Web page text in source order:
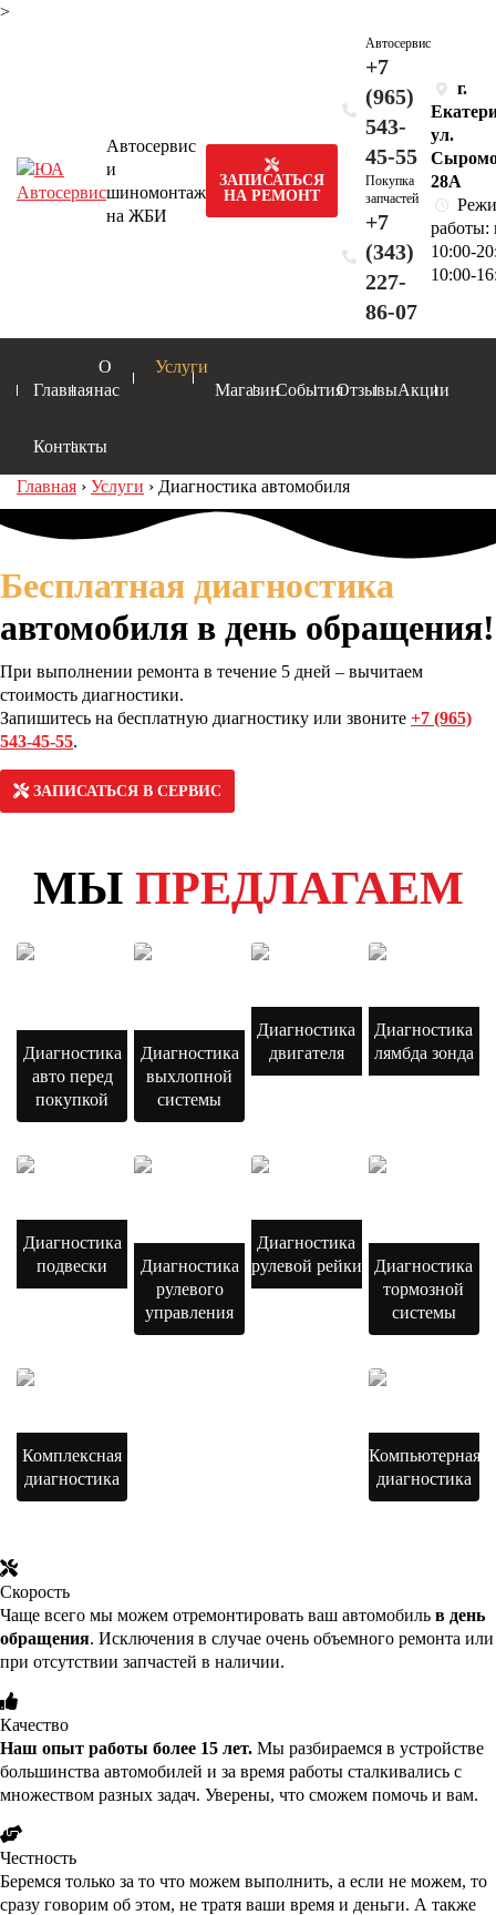
>
Автосервис
и
шиномонтаж
на ЖБИ
ЗАПИСАТЬСЯ
НА РЕМОНТ
Автосервис
+7
(965)
543-
45-55
Покупка
запчастей
+7
(343)
227-
86-07
г.
ул.
28А
работы:
10:00-
10:00-
Главная
О
нас
Услуги
МагазинСобытияОтзывыАкции
Контакты
Главная › Услуги › Диагностика автомобиля
Бесплатная диагностика
автомобиля в день обращения!
При выполнении ремонта в течение 5 дней – вычитаем
стоимость диагностики.
Запишитесь на бесплатную диагностику или звоните +7 (965)
543-45-55.
ЗАПИСАТЬСЯ В СЕРВИС
МЫ ПРЕДЛАГАЕМ
Диагностика
авто перед
покупкой
Диагностика
выхлопной
системы
Диагностика
двигателя
Диагностика
лямбда зонда
Диагностика
подвески
Диагностика
рулевого
управления
Диагностика
рулевой рейки
Диагностика
тормозной
системы
Комплексная
диагностика
Компьютерная
диагностика
Скорость
Чаще всего мы можем отремонтировать ваш автомобиль в день
обращения. Исключения в случае очень объемного ремонта или
при отсутствии запчастей в наличии.
Качество
Наш опыт работы более 15 лет. Мы разбираемся в устройстве
большинства автомобилей и за время работы сталкивались с
множеством разных задач. Уверены, что сможем помочь и вам.
Честность
Беремся только за то что можем выполнить, а если не можем, то
сразу говорим об этом, не тратя ваши время и деньги. А также